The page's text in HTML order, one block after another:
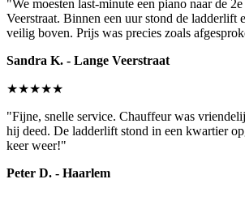
"We moesten last-minute een piano naar de
Veerstraat. Binnen een uur stond de ladderlift
veilig boven. Prijs was precies zoals
Sandra K. - Lange Veerstraat
★★★★★
"Fijne, snelle service. Chauffeur was
hij deed. De ladderlift stond in een kwartier
keer weer!"
Peter D. - Haarlem